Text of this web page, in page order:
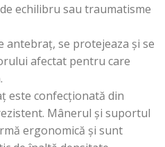
echilibru sau traumatisme
antebraț, se protejeaza și se
afectat pentru care
este confecționată din
Mânerul și suportul
ergonomică și sunt